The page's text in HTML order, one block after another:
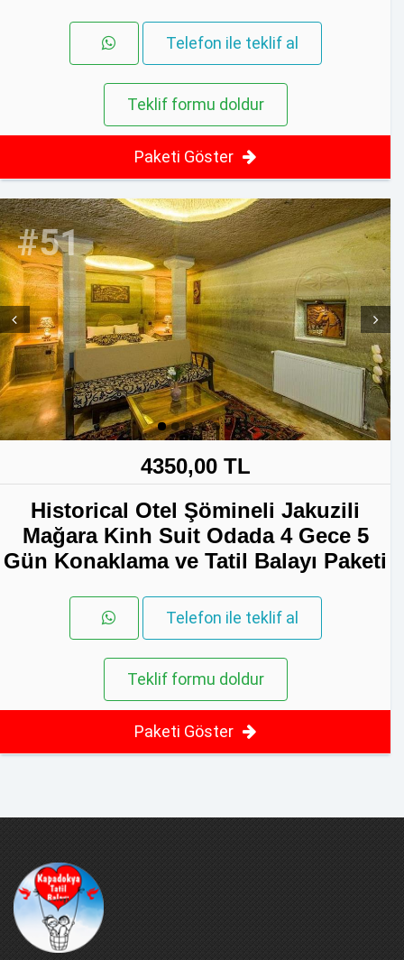
Telefon ile teklif al
Teklif formu doldur
Paketi Göster
Prev Next
#51
4350,00 TL
Historical Otel Şömineli Jakuzili
Mağara Kinh Suit Odada 4 Gece 5
Gün Konaklama ve Tatil Balayı Paketi
Telefon ile teklif al
Teklif formu doldur
Paketi Göster